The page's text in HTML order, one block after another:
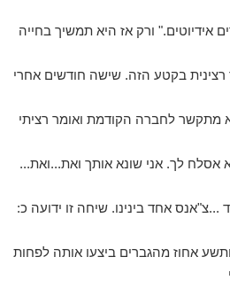
אידיוטים." ורק אז היא תמשיך בחייה
רצינית בקטע הזה. שישה חודשים אחרי
מתקשר לחברה הקודמת ואומר רציתי
אסלח לך. אני שונא אותך ואת...ואת...
...צ"אנס אחד בינינו. שיחה זו ידועה כ:
אחוז מהגברים ביצעו אותה לפחות